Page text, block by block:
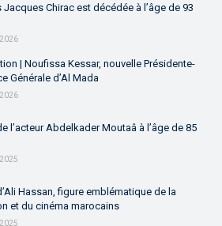
Jacques Chirac est décédée à l’âge de 93
| Noufissa Kessar, nouvelle Présidente-
Générale d’Al Mada
l’acteur Abdelkader Moutaâ à l’âge de 85
Hassan, figure emblématique de la
et du cinéma marocains